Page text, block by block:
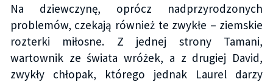
Na dziewczynę, oprócz nadprzyrodzonych
problemów, czekają również te zwykłe – ziemskie
rozterki miłosne. Z jednej strony Tamani,
wartownik ze świata wróżek, a z drugiej David,
zwykły chłopak, którego jednak Laurel darzy